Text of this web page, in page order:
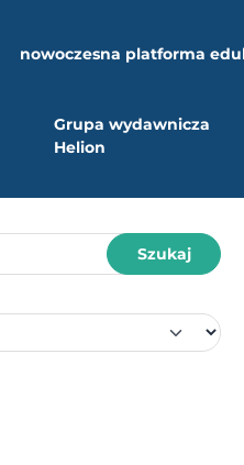
nowoczesna platforma
Grupa wydawnicza
Helion
Szukaj